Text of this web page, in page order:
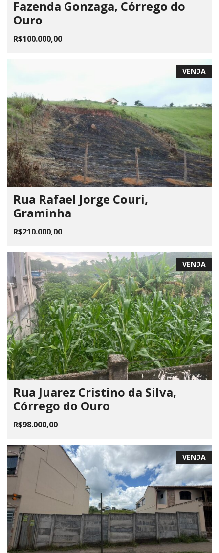
Fazenda Gonzaga, Córrego do
Ouro
R$100.000,00
VENDA
Rua Rafael Jorge Couri,
Graminha
R$210.000,00
VENDA
Rua Juarez Cristino da Silva,
Córrego do Ouro
R$98.000,00
VENDA